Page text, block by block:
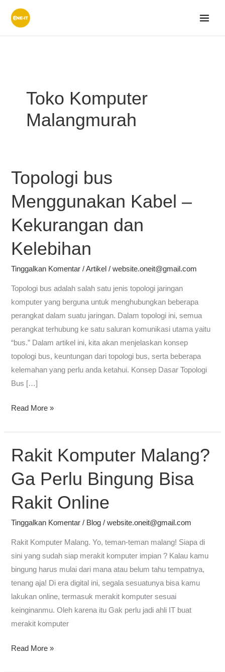
Toko Komputer
Malangmurah
Topologi bus
Menggunakan Kabel –
Kekurangan dan
Kelebihan
Tinggalkan Komentar /Artikel /website.oneit@gmail.com
Topologi bus adalah salah satu jenis topologi jaringan
komputer yang berguna untuk menghubungkan beberapa
perangkat dalam suatu jaringan. Dalam topologi ini, semua
perangkat terhubung ke satu saluran komunikasi utama yaitu
“bus.” Dalam artikel ini, kita akan menjelaskan konsep
topologi bus, keuntungan dari topologi bus, serta beberapa
kelemahan yang perlu anda ketahui. Konsep Dasar Topologi
Bus […]
Topologi
bus
Menggunakan
–
dan
Kelebihan
Read More »
Rakit Komputer Malang?
Ga Perlu Bingung Bisa
Rakit Online
Tinggalkan Komentar / Blog /website.oneit@gmail.com
Rakit Komputer Malang. Yo, teman-teman malang! Siapa di
sini yang sudah siap merakit komputer impian ? Kalau kamu
bingung harus mulai dari mana atau belum tahu tempatnya,
tenang aja! Di era digital ini, segala sesuatunya bisa kamu
lakukan online, termasuk merakit komputer sesuai
keinginanmu. Oleh karena itu Gak perlu jadi ahli IT buat
merakit komputer
Rakit
Komputer
Malang?
Perlu
Rakit
Online
Read More »